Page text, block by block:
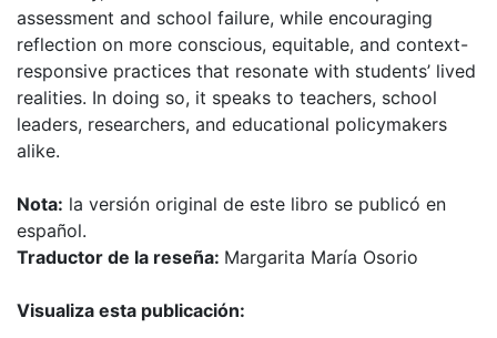
assessment and school failure, while encouraging
reflection on more conscious, equitable, and context-
responsive practices that resonate with students’ lived
realities. In doing so, it speaks to teachers, school
leaders, researchers, and educational policymakers
alike.
Nota: la versión original de este libro se publicó en
español.
Traductor de la reseña: Margarita María Osorio
Visualiza esta publicación: